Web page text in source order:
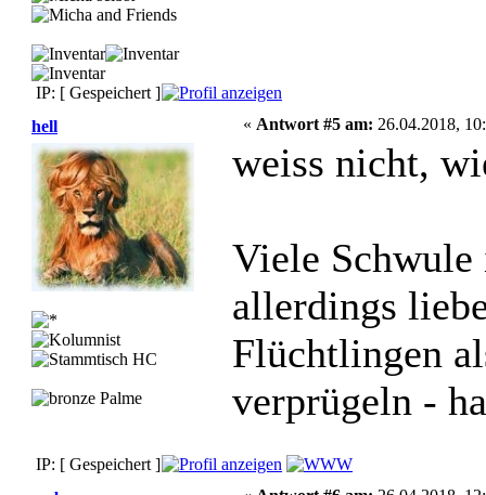
IP: [ Gespeichert ]
hell
« Antwort #5 am: 26.04.2018,
weiss nicht,
Viele Schwule
allerdings
Flüchtlingen
verprügeln -
IP: [ Gespeichert ]